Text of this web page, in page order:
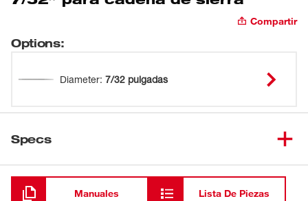
Compartir
Options:
Diameter: 7/32 pulgadas
Specs
Cargando
Manuales Lista De Piezas